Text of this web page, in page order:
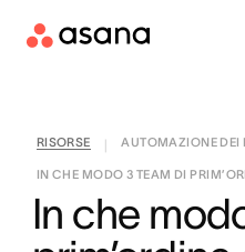
RISORSE AUTOMAZIONE DEI
IN CHE MODO 3 TEAM DI
In che